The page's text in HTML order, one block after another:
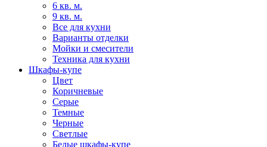
6 кв. м.
9 кв. м.
Все для кухни
Варианты отделки
Мойки и смесители
Техника для кухни
Шкафы-купе
Цвет
Коричневые
Серые
Темные
Черные
Светлые
Белые шкафы-купе